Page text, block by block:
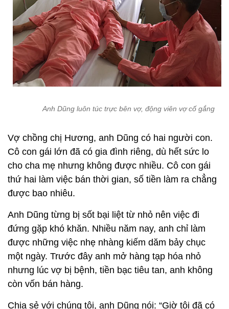
Anh Dũng luôn túc trực bên vợ, động viên vợ cố gắng
Vợ chồng chị Hương, anh Dũng có hai người con.
Cô con gái lớn đã có gia đình riêng, dù hết sức lo
cho cha mẹ nhưng không được nhiều. Cô con gái
thứ hai làm việc bán thời gian, số tiền làm ra chẳng
được bao nhiêu.
Anh Dũng từng bị sốt bại liệt từ nhỏ nên việc đi
đứng gặp khó khăn. Nhiều năm nay, anh chỉ làm
được những việc nhẹ nhàng kiếm dăm bảy chục
một ngày. Trước đây anh mở hàng tạp hóa nhỏ
nhưng lúc vợ bị bệnh, tiền bạc tiêu tan, anh không
còn vốn bán hàng.
Chia sẻ với chúng tôi, anh Dũng nói: “Giờ tôi đã có